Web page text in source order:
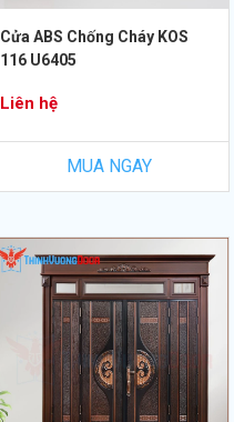
Cửa ABS Chống Cháy KOS
116 U6405
Liên hệ
MUA NGAY